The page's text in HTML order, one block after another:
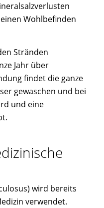
Wohlbefinden
Stränden
Jahr über
findet die ganze
gewaschen und bei
und eine
wird bereits
verwendet.